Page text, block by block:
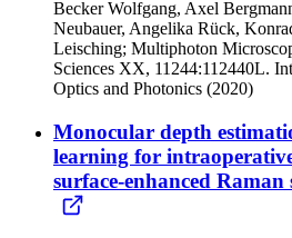
Becker Wolfgang, Axel
Neubauer, Angelika Rück,
Leisching; Multiphoton
Sciences XX, 11244:112440L.
Optics and Photonics (2020)
Monocular depth
learning for
surface-enhanced